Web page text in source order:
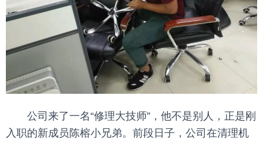
公司来了一名“修理大技师”，他不是别人，正是刚
入职的新成员陈榕小兄弟。前段日子，公司在清理机